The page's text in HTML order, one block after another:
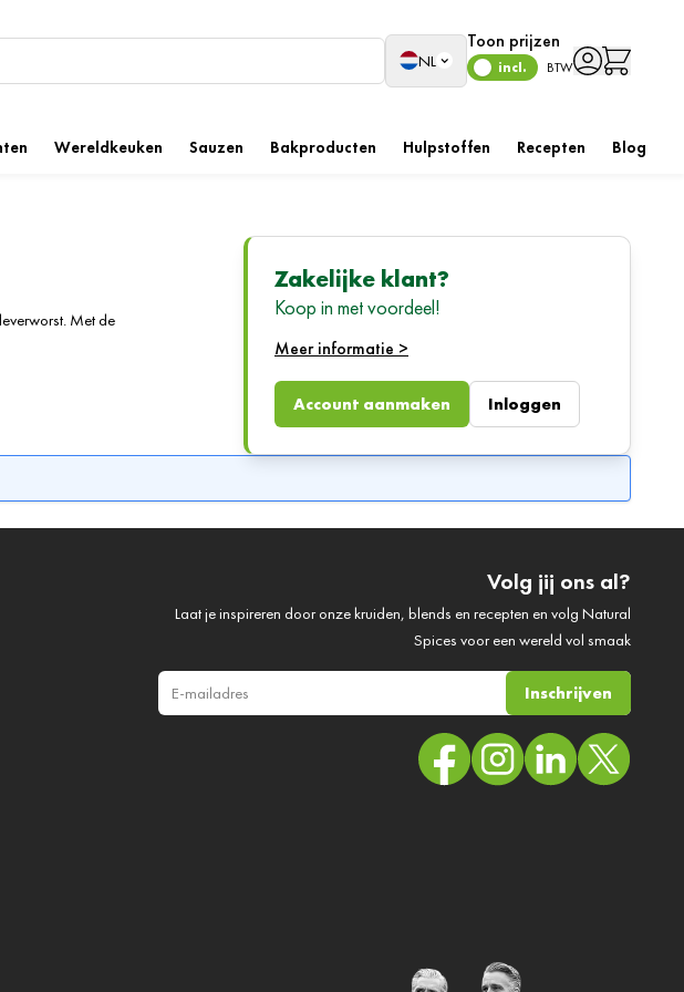
Taal
NL
Toon prijzen
incl. BTW
Wereldkeuken Sauzen Bakproducten Hulpstoffen Recepten Blog
Met de
jou het zelf maken van een
zijn naam aan het
Zakelijke klant?
Koop in met voordeel!
Meer informatie >
Account aanmaken Inloggen
Volg jij ons al?
Laat je inspireren door onze kruiden, blends en recepten en volg Natural
Spices voor een wereld vol smaak
E-mail adres
Inschrijven